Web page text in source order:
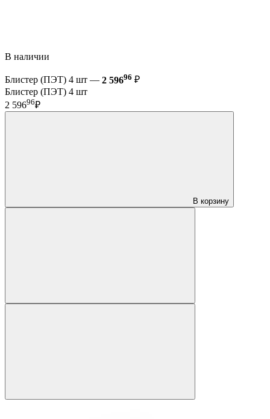
В наличии
Блистер (ПЭТ) 4 шт — 2 59696 ₽
Блистер (ПЭТ) 4 шт
2 59696₽
В корзину